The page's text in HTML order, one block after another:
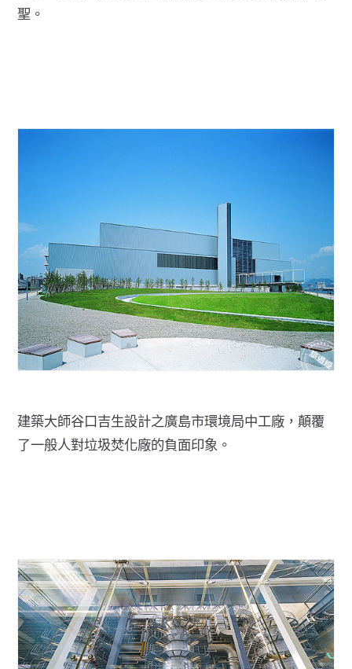
聖。
建築大師谷口吉生設計之廣島市環境局中工廠，顛覆
了一般人對垃圾焚化廠的負面印象。